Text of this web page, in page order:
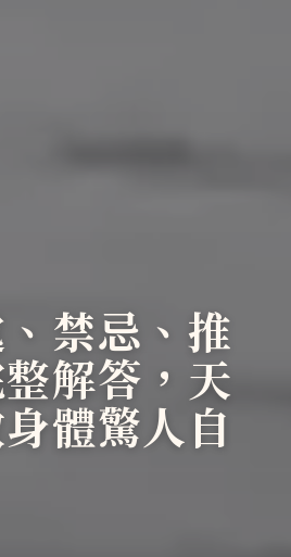
禁忌、推
解答，天
體驚人自